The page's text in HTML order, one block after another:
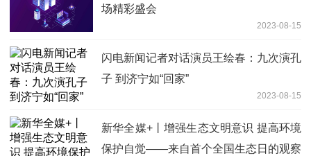
场精彩盛会
2023-08-15
闪电新闻记者对话演员王绘春：九次演孔
子 到济宁如“回家”
2023-08-15
新华全媒+丨增强生态文明意识 提高环境
保护自觉——来自首个全国生态日的观察